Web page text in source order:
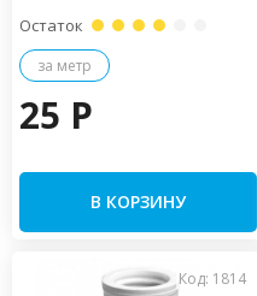
Остаток
за метр
25 P
В КОРЗИНУ
Код: 1814